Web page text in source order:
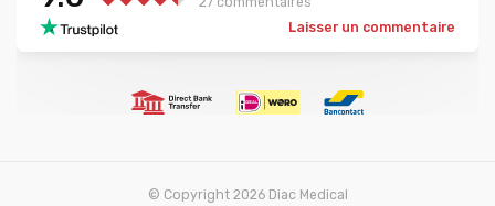
Laisser un commentaire
© Copyright 2026 Diac Medical